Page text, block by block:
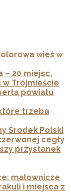
wieś w
– 20 miejsc,
Trójmieście
powiatu
trzeba
Środek Polski
cegły
przystanek
malownicze
i miejsca z